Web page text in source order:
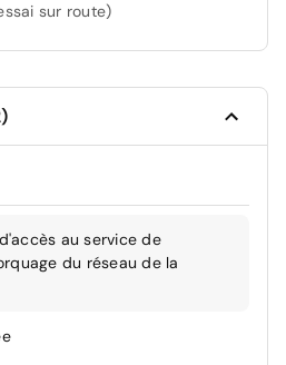
sur route)
au service de
du réseau de la